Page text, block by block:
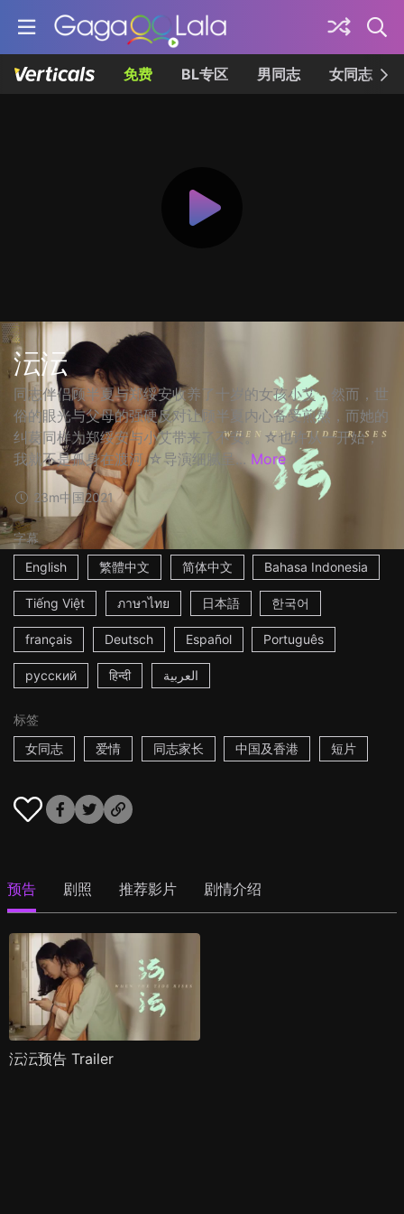
免费 BL专区 男同志 女同志
沄沄
同志伴侣顾半夏与郑绥安收养了十岁的女孩小艾，然而，世
俗的眼光与父母的强硬反对让顾半夏内心备受煎熬，而她的
纠葛同样为郑绥安与小艾带来了不安。 ☆也许从一开始，
我就不是孤身在渡河 ☆导演细腻呈... More
23m中国2021
字幕
English
繁體中文 简体中文 Bahasa Indonesia
Tiếng Việt ภาษาไทย 日本語 한국어
français Deutsch Español Português
русский हिन्दी العربية
标签
女同志
爱情 同志家长 中国及香港 短片
预告 剧照 推荐影片 剧情介绍
沄沄预告 Trailer